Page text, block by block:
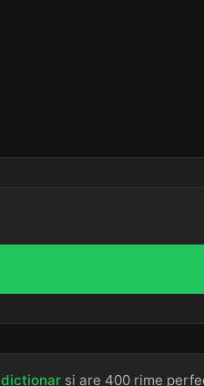
dicționar și are 400 rime